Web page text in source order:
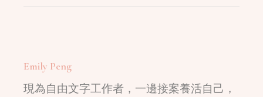
Emily Peng
現為自由文字工作者，一邊接案養活自己，